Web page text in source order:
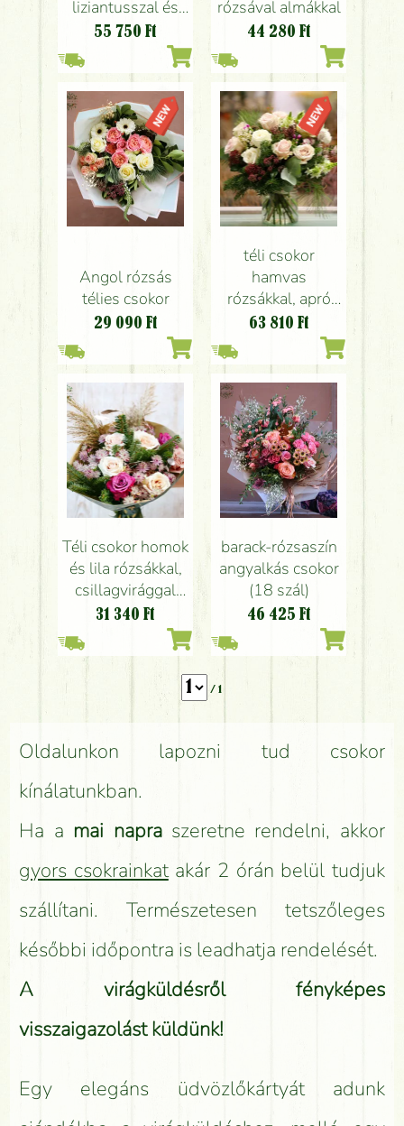
liziantusszal és
eryngiummal
55 750 Ft
rózsával almákkal
44 280 Ft
Angol rózsás
télies csokor
29 090 Ft
téli csokor
hamvas
rózsákkal, apró
virágokkal,
vázával (10+21
szál)
63 810 Ft
Téli csokor homok
és lila rózsákkal,
csillagvirággal
(12 szál)
31 340 Ft
barack-rózsaszín
angyalkás csokor
(18 szál)
46 425 Ft
/ 1
Oldalunkon lapozni tud csokor
kínálatunkban.
Ha a mai napraszeretne rendelni, akkor
gyors csokrainkatakár 2 órán belül tudjuk
szállítani. Természetesen tetszőleges
későbbi időpontra is leadhatja rendelését.
A virágküldésről fényképes
visszaigazolást küldünk!
Egy elegáns üdvözlőkártyát adunk